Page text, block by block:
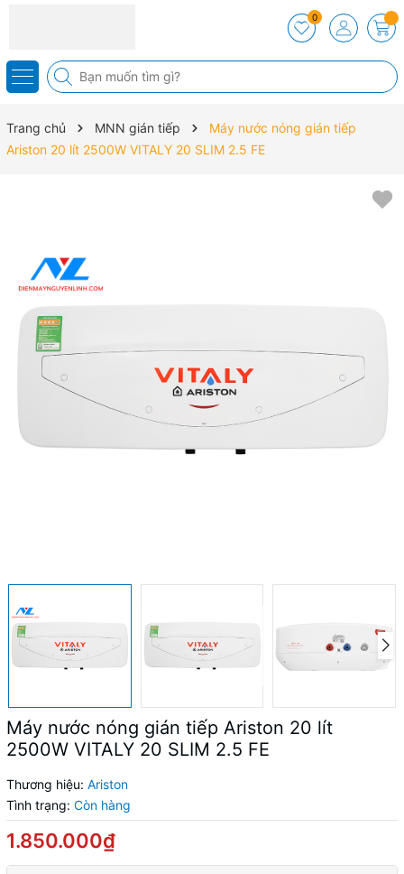
0
Trang chủ MNN gián tiếp
Máy nước nóng gián tiếp
Ariston 20 lít 2500W VITALY 20 SLIM 2.5 FE
Máy nước nóng gián tiếp Ariston 20 lít
2500W VITALY 20 SLIM 2.5 FE
Thương hiệu: Ariston
Tình trạng: Còn hàng
1.850.000₫